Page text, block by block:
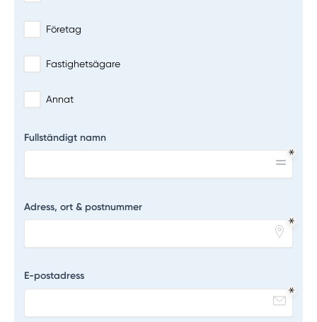
Företag
Fastighetsägare
Annat
Fullständigt namn
Adress, ort & postnummer
E-postadress